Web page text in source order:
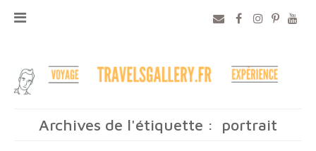
Archives de l'étiquette : portrait